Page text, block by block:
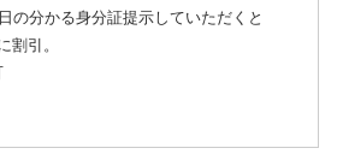
の分かる身分証提示していただくと
割引。